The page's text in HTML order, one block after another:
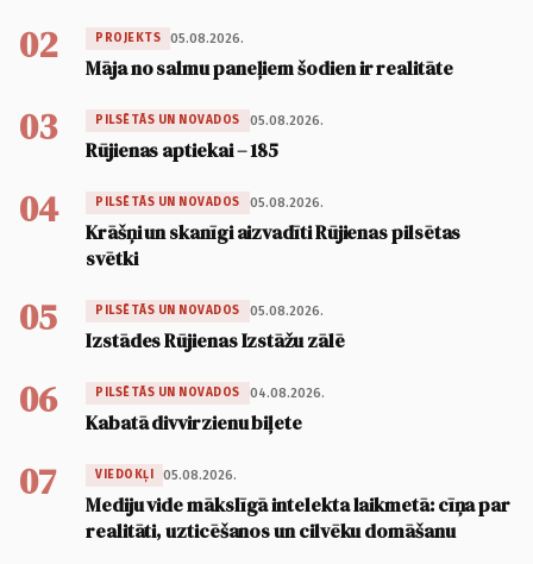
02 PROJEKTS 05.08.2026.
Māja no salmu paneļiem šodien ir realitāte
03 PILSĒTĀS UN NOVADOS 05.08.2026.
Rūjienas aptiekai – 185
04 PILSĒTĀS UN NOVADOS 05.08.2026.
Krāšņi un skanīgi aizvadīti Rūjienas pilsētas
svētki
05 PILSĒTĀS UN NOVADOS 05.08.2026.
Izstādes Rūjienas Izstāžu zālē
06 PILSĒTĀS UN NOVADOS 04.08.2026.
Kabatā divvirzienu biļete
07 VIEDOKĻI 05.08.2026.
Mediju vide mākslīgā intelekta laikmetā: cīņa par
realitāti, uzticēšanos un cilvēku domāšanu